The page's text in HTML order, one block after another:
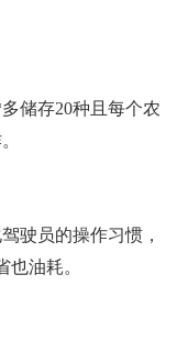
储存20种且每个农
驶员的操作习惯，
油耗。